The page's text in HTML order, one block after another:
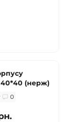
(нерж)
0